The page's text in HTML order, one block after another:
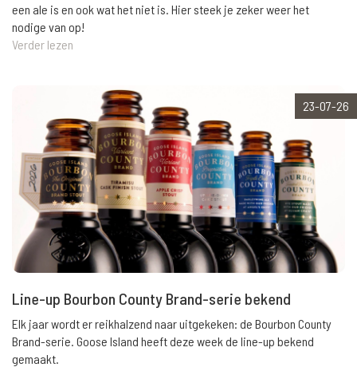
een ale is en ook wat het niet is. Hier steek je zeker weer het
nodige van op!
Verder lezen
23-07-26
Line-up Bourbon County Brand-serie bekend
Elk jaar wordt er reikhalzend naar uitgekeken: de Bourbon County
Brand-serie. Goose Island heeft deze week de line-up bekend
gemaakt.